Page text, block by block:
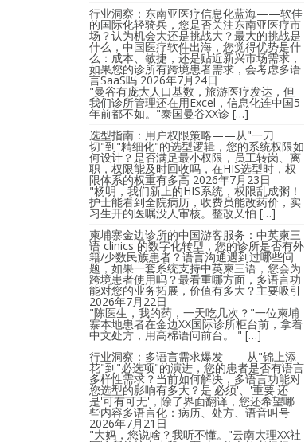
行业洞察：东南亚医疗信息化蓝海——软佳
的国际化轻骑兵，您是否关注东南亚医疗市
场？认为机会大还是挑战大？最大的挑战是
什么，中国医疗软件出海，您觉得优势是什
么：成本、敏捷，还是贴近新兴市场需求，
如果您的诊所有跨境患者需求，会考虑多语
言SaaS吗 2026年7月24日
"曼谷有庞大人口基数，旅游医疗发达，但
我们诊所管理还在用Excel，信息化连中国5
年前都不如。"泰国曼谷XX诊 […]
选型指南：用户权限策略——从"一刀
切"到"精细化"的选型逻辑，您的系统权限如
何设计？是否满足最小权限，员工转岗、离
职，权限能及时回收吗，在HIS选型时，权
限体系的权重有多高 2026年7月23日
"杨明，我们新上的HIS系统，权限乱成粥！
护士能看到全院病历，收费员能改药价，实
习生开的医嘱没人审核。整改又怕 […]
柬埔寨金边诊所的中国游客服务：中英柬三
语 clinics 的数字化转型，您的诊所是否有外
籍/少数民族患者？语言沟通遇到过哪些问
题，如果一套系统支持中英柬三语，您会为
跨境患者使用吗？最看重哪方面，多语言功
能对您的业务拓展，价值有多大？主要吸引
2026年7月22日
"陈医生，我的药，一天吃几次？"一位柬埔
寨本地患者在金边XX国际诊所柜台前，拿着
中文处方，用高棉语问前台。 " […]
行业洞察：多语言需求爆发——从"锦上添
花"到"必选项"的演进，您的患者是否有语言
多样性需求？当前如何解决，多语言功能对
您选型的影响有多大？是'必须'、'重要'还
是'可有可无'，除了界面翻译，您还希望哪
些内容多语言化：病历、处方、语音叫号
2026年7月21日
"大妈，您说啥？我听不懂。"云南大理XX社